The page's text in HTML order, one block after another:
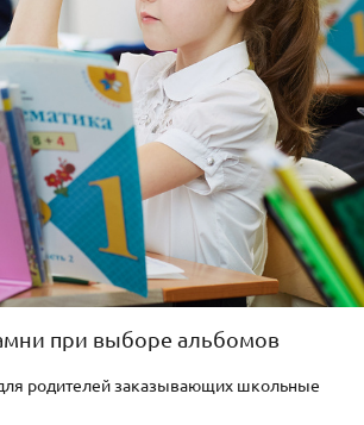
при выборе альбомов
родителей заказывающих школьные